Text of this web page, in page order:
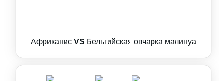
Африканис VS Бельгийская овчарка малинуа